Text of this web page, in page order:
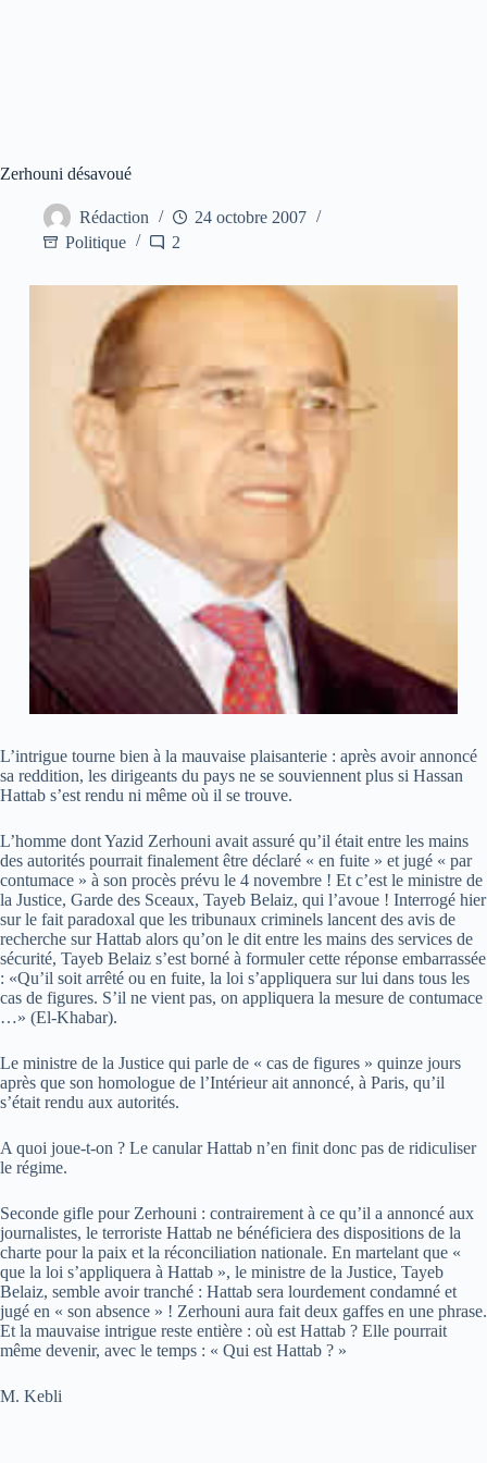
Zerhouni désavoué
Rédaction
24 octobre 2007
Politique
2
L’intrigue tourne bien à la mauvaise plaisanterie : après avoir annoncé
sa reddition, les dirigeants du pays ne se souviennent plus si Hassan
Hattab s’est rendu ni même où il se trouve.
L’homme dont Yazid Zerhouni avait assuré qu’il était entre les mains
des autorités pourrait finalement être déclaré « en fuite » et jugé « par
contumace » à son procès prévu le 4 novembre ! Et c’est le ministre de
la Justice, Garde des Sceaux, Tayeb Belaiz, qui l’avoue ! Interrogé hier
sur le fait paradoxal que les tribunaux criminels lancent des avis de
recherche sur Hattab alors qu’on le dit entre les mains des services de
sécurité, Tayeb Belaiz s’est borné à formuler cette réponse embarrassée
: «Qu’il soit arrêté ou en fuite, la loi s’appliquera sur lui dans tous les
cas de figures. S’il ne vient pas, on appliquera la mesure de contumace
…» (El-Khabar).
Le ministre de la Justice qui parle de « cas de figures » quinze jours
après que son homologue de l’Intérieur ait annoncé, à Paris, qu’il
s’était rendu aux autorités.
A quoi joue-t-on ? Le canular Hattab n’en finit donc pas de ridiculiser
le régime.
Seconde gifle pour Zerhouni : contrairement à ce qu’il a annoncé aux
journalistes, le terroriste Hattab ne bénéficiera des dispositions de la
charte pour la paix et la réconciliation nationale. En martelant que «
que la loi s’appliquera à Hattab », le ministre de la Justice, Tayeb
Belaiz, semble avoir tranché : Hattab sera lourdement condamné et
jugé en « son absence » ! Zerhouni aura fait deux gaffes en une phrase.
Et la mauvaise intrigue reste entière : où est Hattab ? Elle pourrait
même devenir, avec le temps : « Qui est Hattab ? »
M. Kebli